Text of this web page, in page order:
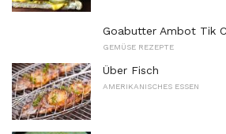
Goabutter Ambot Tik
GEMÜSE REZEPTE
Über Fisch
AMERIKANISCHES ESSEN